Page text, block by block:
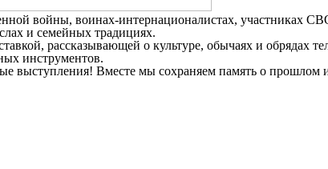
войны, воинах-интернационалистах, участниках
и семейных традициях.
рассказывающей о культуре, обычаях и обрядах
инструментов.
выступления! Вместе мы сохраняем память о прошлом